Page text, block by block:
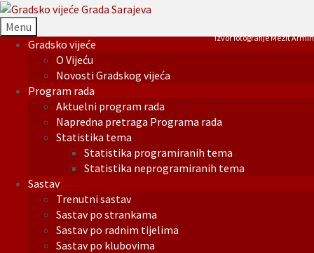
Menu
Gradsko vijeće
O Vijeću
Novosti Gradskog vijeća
Program rada
Aktuelni program rada
Napredna pretraga Programa rada
Statistika tema
Statistika programiranih tema
Statistika neprogramiranih tema
Sastav
Trenutni sastav
Sastav po strankama
Sastav po radnim tijelima
Sastav po klubovima
Izvor fotografije Mezit Armin